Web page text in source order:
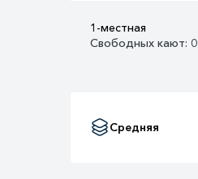
1-местная
Свободных кают: 0
Средняя